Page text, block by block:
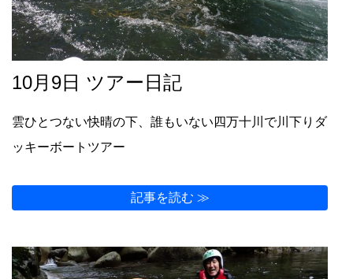
10月9日 ツアー日記
雲ひとつない快晴の下、誰もいない四万十川で川下りダ
ッキーボートツアー
記事を読む ≫